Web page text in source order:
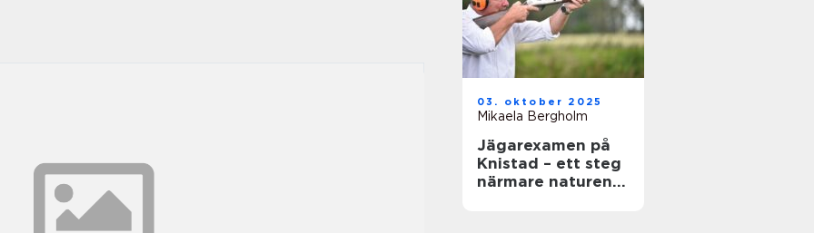
03. oktober 2025
Mikaela Bergholm
Jägarexamen på
Knistad – ett steg
närmare naturen